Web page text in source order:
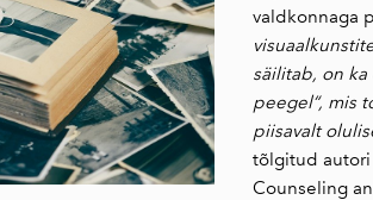
valdkonnaga
säilitab, on
peegel“, mis
piisavalt
tõlgitud
Counseling